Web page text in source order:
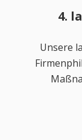
4.
Unsere